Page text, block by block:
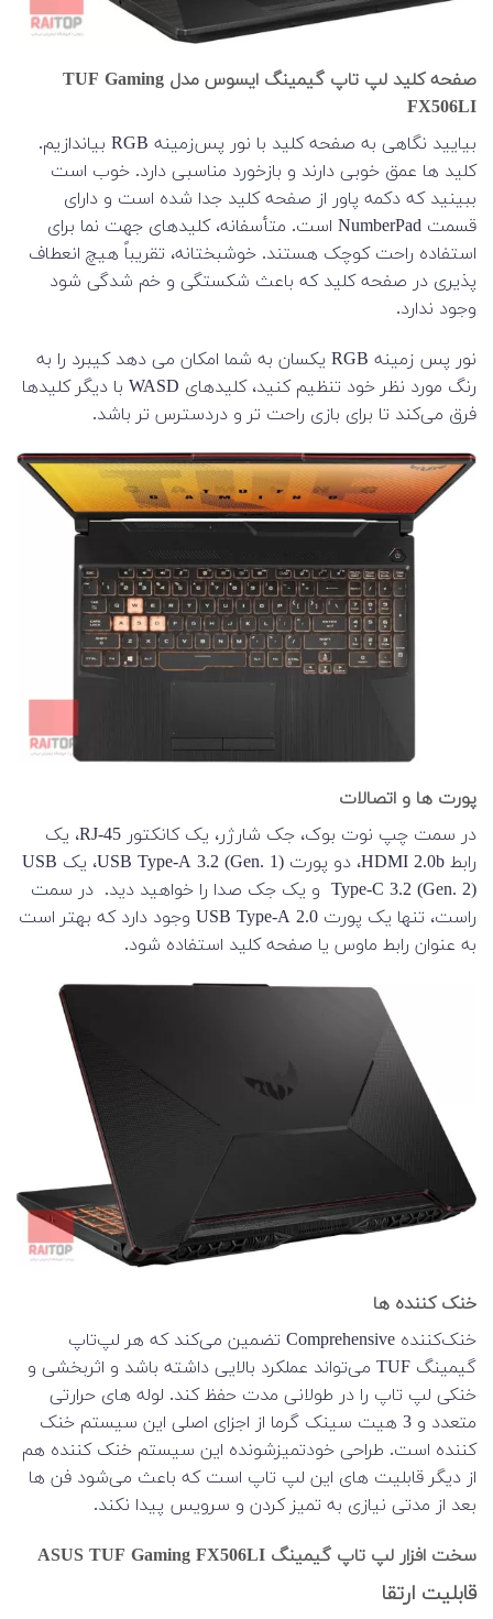
صفحه کلید لپ تاپ گیمینگ ایسوس مدل TUF Gaming
FX506LI
بیایید نگاهی به صفحه کلید با نور پس‌زمینه RGB بیاندازیم.
کلید ها عمق خوبی دارند و بازخورد مناسبی دارد. خوب است
ببینید که دکمه پاور از صفحه کلید جدا شده است و دارای
قسمت NumberPad است. متأسفانه، کلیدهای جهت نما برای
استفاده راحت کوچک هستند. خوشبختانه، تقریباً هیچ انعطاف
پذیری در صفحه کلید که باعث شکستگی و خم شدگی شود
وجود ندارد.
نور پس زمینه RGB یکسان به شما امکان می دهد کیبرد را به
رنگ مورد نظر خود تنظیم کنید، کلیدهای WASD با دیگر کلیدها
فرق می‌کند تا برای بازی راحت تر و دردسترس تر باشد.
پورت ها و اتصالات
در سمت چپ نوت بوک، جک شارژر، یک کانکتور RJ-45، یک
رابط HDMI 2.0b، دو پورت USB Type-A 3.2 (Gen. 1)، یک USB
Type-C 3.2 (Gen. 2) و یک جک صدا را خواهید دید. در سمت
راست، تنها یک پورت USB Type-A 2.0 وجود دارد که بهتر است
به عنوان رابط ماوس یا صفحه کلید استفاده شود.
خنک کننده ها
خنک‌کننده Comprehensive تضمین می‌کند که هر لپ‌تاپ
گیمینگ TUF می‌تواند عملکرد بالایی داشته باشد و اثربخشی و
خنکی لپ تاپ را در طولانی مدت حفظ کند. لوله های حرارتی
متعدد و 3 هیت سینک گرما از اجزای اصلی این سیستم خنک
کننده است. طراحی خودتمیزشونده این سیستم خنک کننده هم
از دیگر قابلیت های این لپ تاپ است که باعث می‌شود فن ها
بعد از مدتی نیازی به تمیز کردن و سرویس پیدا نکند.
سخت افزار لپ تاپ گیمینگ ASUS TUF Gaming FX506LI
قابلیت ارتقا